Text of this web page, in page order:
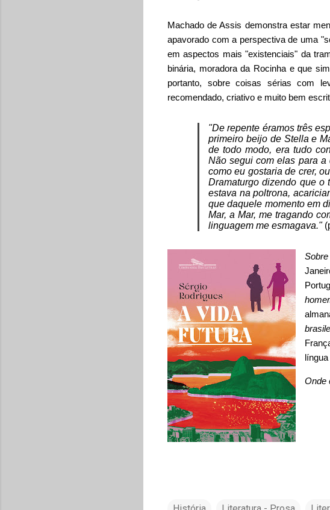
Machado de Assis demonstra estar
apavorado com a perspectiva de uma
em aspectos mais "existenciais" da
binária, moradora da Rocinha e que
portanto, sobre coisas sérias com
recomendado, criativo e muito bem
"De repente éramos três
primeiro beijo de Stella e
de todo modo, era tudo
Não segui com elas para a
como eu gostaria de crer,
Dramaturgo dizendo que o
estava na poltrona,
que daquele momento em
Mar, a Mar, me tragando
linguagem me esmagava."
Onde